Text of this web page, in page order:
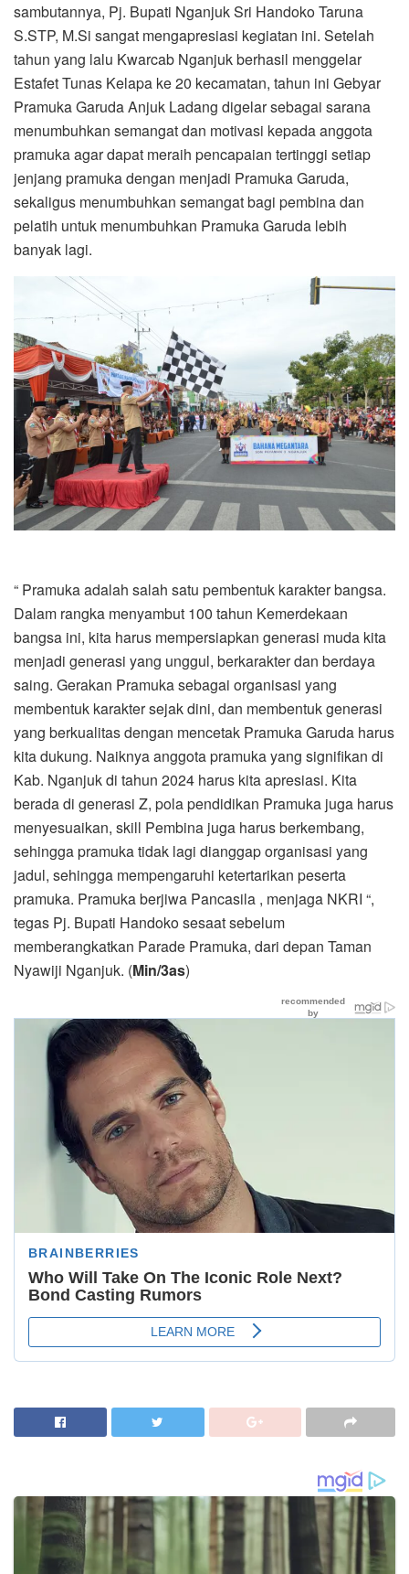
sambutannya, Pj. Bupati Nganjuk Sri Handoko Taruna
S.STP, M.Si sangat mengapresiasi kegiatan ini. Setelah
tahun yang lalu Kwarcab Nganjuk berhasil menggelar
Estafet Tunas Kelapa ke 20 kecamatan, tahun ini Gebyar
Pramuka Garuda Anjuk Ladang digelar sebagai sarana
menumbuhkan semangat dan motivasi kepada anggota
pramuka agar dapat meraih pencapaian tertinggi setiap
jenjang pramuka dengan menjadi Pramuka Garuda,
sekaligus menumbuhkan semangat bagi pembina dan
pelatih untuk menumbuhkan Pramuka Garuda lebih
banyak lagi.
“ Pramuka adalah salah satu pembentuk karakter bangsa.
Dalam rangka menyambut 100 tahun Kemerdekaan
bangsa ini, kita harus mempersiapkan generasi muda kita
menjadi generasi yang unggul, berkarakter dan berdaya
saing. Gerakan Pramuka sebagai organisasi yang
membentuk karakter sejak dini, dan membentuk generasi
yang berkualitas dengan mencetak Pramuka Garuda harus
kita dukung. Naiknya anggota pramuka yang signifikan di
Kab. Nganjuk di tahun 2024 harus kita apresiasi. Kita
berada di generasi Z, pola pendidikan Pramuka juga harus
menyesuaikan, skill Pembina juga harus berkembang,
sehingga pramuka tidak lagi dianggap organisasi yang
jadul, sehingga mempengaruhi ketertarikan peserta
pramuka. Pramuka berjiwa Pancasila , menjaga NKRI “,
tegas Pj. Bupati Handoko sesaat sebelum
memberangkatkan Parade Pramuka, dari depan Taman
Nyawiji Nganjuk. (Min/3as)